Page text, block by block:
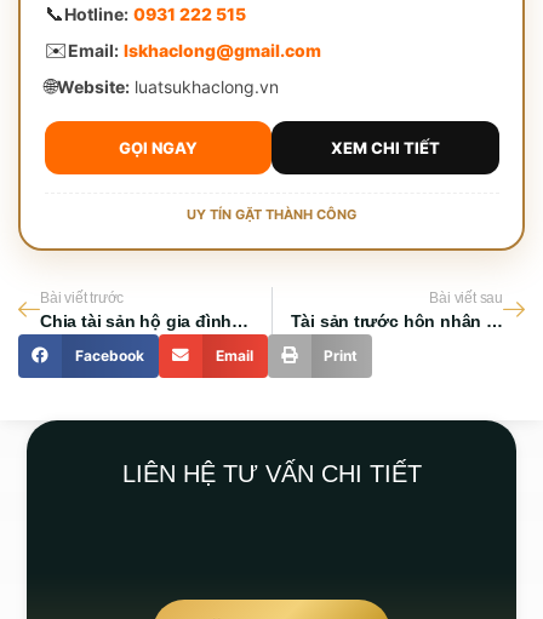
📞Hotline: 0931 222 515
✉️Email: lskhaclong@gmail.com
🌐Website:luatsukhaclong.vn
GỌI NGAY XEM CHI TIẾT
UY TÍN GẶT THÀNH CÔNG
Bài viết trước
Chia tài sản hộ gia đình khi ly hôn thực hiện thế nào ?
Bài viết sau
Tài sản trước hôn nhân có bị chia không khi ly hôn?
Facebook Email Print
LIÊN HỆ TƯ VẤN CHI TIẾT